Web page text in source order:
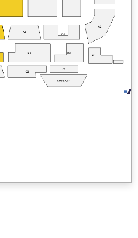
A4
A2
B3 B2
C2
C1
Strefa VIP
B1
A3